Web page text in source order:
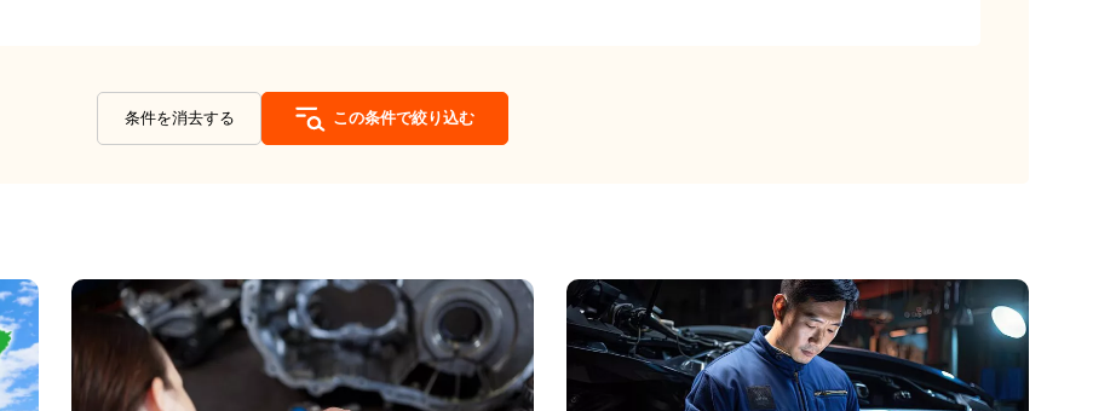
条件を消去する この条件で絞り込む